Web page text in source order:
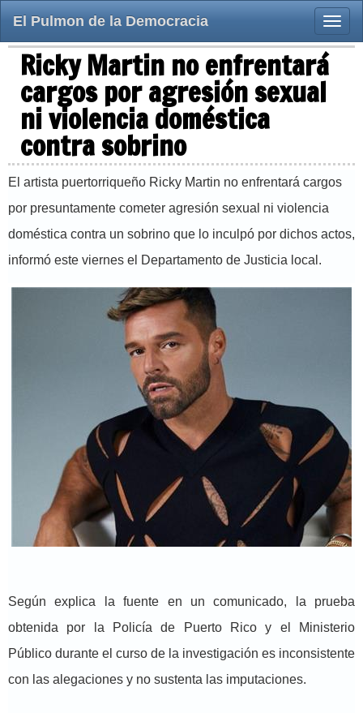
Toggle
El Pulmon de la Democracia
Ricky Martin no enfrentará
cargos por agresión sexual
ni violencia doméstica
contra sobrino
El artista puertorriqueño Ricky Martin no enfrentará cargos
por presuntamente cometer agresión sexual ni violencia
doméstica contra un sobrino que lo inculpó por dichos actos,
informó este viernes el Departamento de Justicia local.
Según explica la fuente en un comunicado, la prueba
obtenida por la Policía de Puerto Rico y el Ministerio
Público durante el curso de la investigación es inconsistente
con las alegaciones y no sustenta las imputaciones.